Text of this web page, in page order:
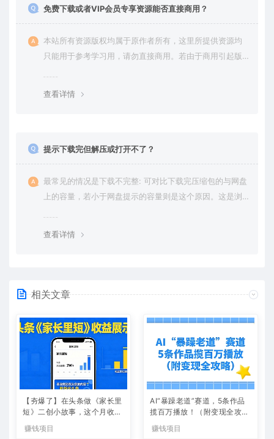
免费下载或者VIP会员专享资源能否直接商用？
本站所有资源版权均属于原作者所有，这里所提供资源均
只能用于参考学习用，请勿直接商用。若由于商用引起版
查看详情
提示下载完但解压或打开不了？
最常见的情况是下载不完整: 可对比下载完压缩包的与网盘
上的容量，若小于网盘提示的容量则是这个原因。这是浏
查看详情
相关文章
【夯爆了】在头条做《家长里
短》二创小故事，这个月收益
2w+
赚钱项目
AI“暴躁老道”赛道，5条作品
揽百万播放！（附变现全攻
略）
赚钱项目